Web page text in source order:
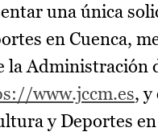
una única
en Cuenca,
la Administración
www.jccm.es, y
y Deportes